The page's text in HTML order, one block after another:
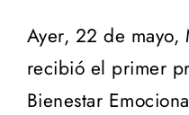
Ayer, 22 de mayo,
recibió el primer
Bienestar